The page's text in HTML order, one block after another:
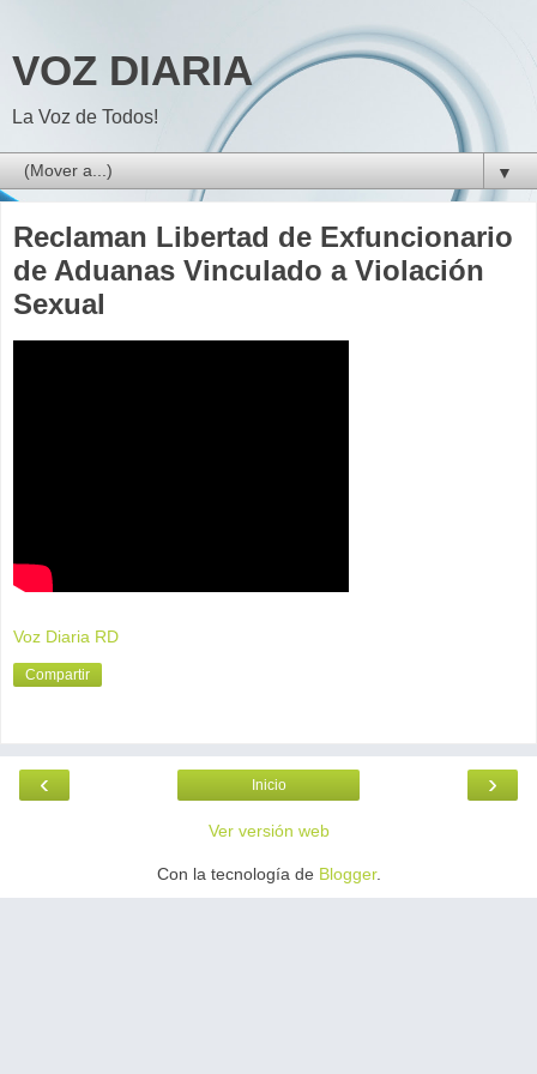
VOZ DIARIA
La Voz de Todos!
▼
Reclaman Libertad de Exfuncionario
de Aduanas Vinculado a Violación
Sexual
Voz Diaria RD
Compartir
‹ ›
Inicio
Ver versión web
Con la tecnología de Blogger.